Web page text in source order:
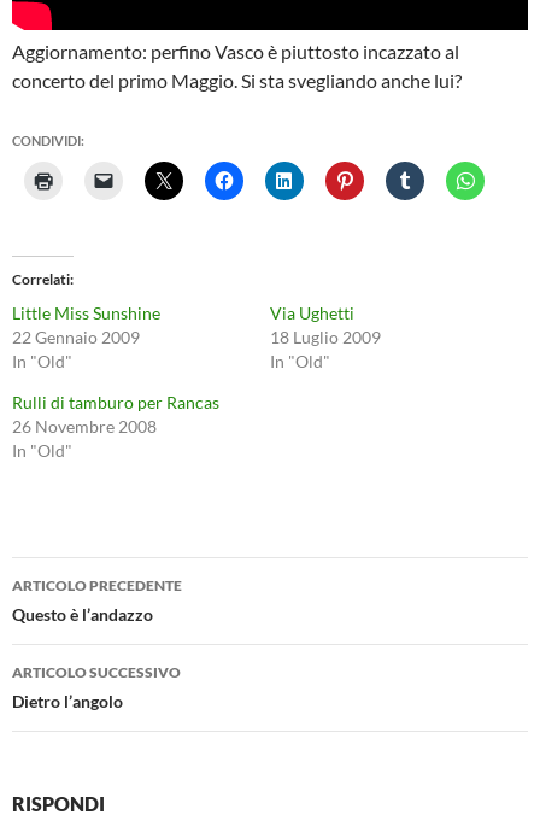
Aggiornamento: perfino Vasco è piuttosto incazzato al
concerto del primo Maggio. Si sta svegliando anche lui?
CONDIVIDI:
Correlati
Little Miss Sunshine
22 Gennaio 2009
In "Old"
Via Ughetti
18 Luglio 2009
In "Old"
Rulli di tamburo per Rancas
26 Novembre 2008
In "Old"
Navigazione
articolo
ARTICOLO PRECEDENTE
Questo è l’andazzo
ARTICOLO SUCCESSIVO
Dietro l’angolo
RISPONDI